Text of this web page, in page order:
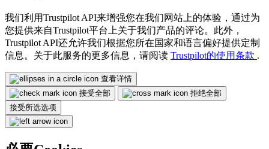
我们利用Trustpilot API来增强您在我们网站上的体验，通过为
您提供来自Trustpilot平台上关于我们产品的评论。此外，
Trustpilot API还允许我们根据您所在国家和语言偏好提供定制
信息。关于此服务的更多信息，请阅读 Trustpilot的使用条款 .
查看详情
接受全部
拒绝全部
接受所选选项